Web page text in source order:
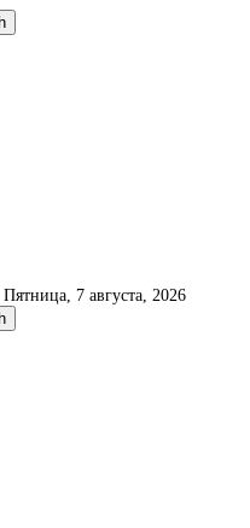
Пятница, 7 августа, 2026